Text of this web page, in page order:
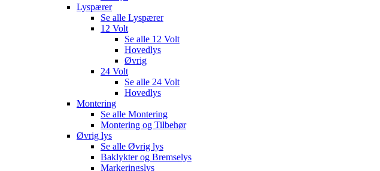
Lyspærer
Se alle Lyspærer
12 Volt
Se alle 12 Volt
Hovedlys
Øvrig
24 Volt
Se alle 24 Volt
Hovedlys
Montering
Se alle Montering
Montering og Tilbehør
Øvrig lys
Se alle Øvrig lys
Baklykter og Bremselys
Markeringslys